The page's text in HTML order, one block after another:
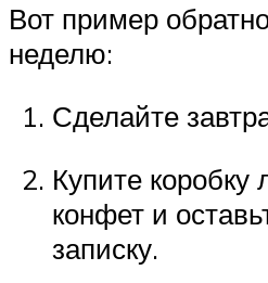
Вот пример
неделю:
Сделайте
Купите
конфет и
записку.